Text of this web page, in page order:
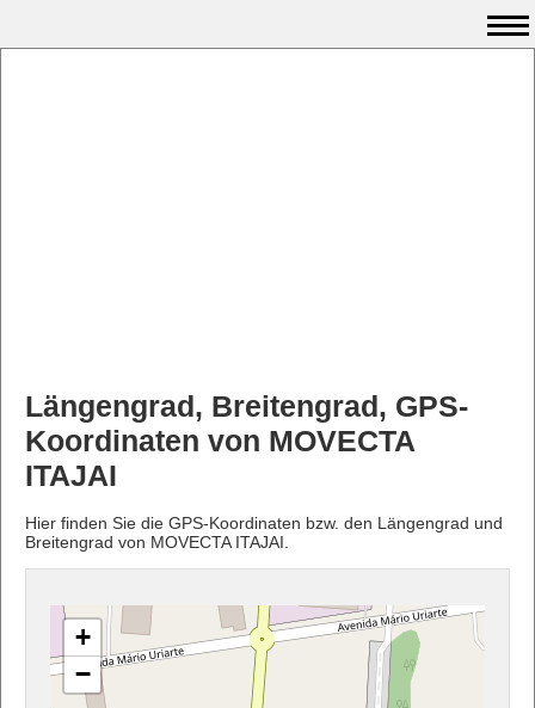
Längengrad, Breitengrad, GPS-
Koordinaten von MOVECTA
ITAJAI
Hier finden Sie die GPS-Koordinaten bzw. den Längengrad und
Breitengrad von MOVECTA ITAJAI.
+
−